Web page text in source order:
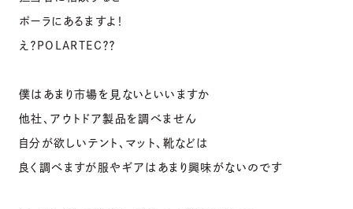
ポーラにあるますよ！
え？POLARTEC？？
僕はあまり市場を見ないといいますか
他社、アウトドア製品を調べません
自分が欲しいテント、マット、靴などは
良く調べますが服やギアはあまり興味がないのです